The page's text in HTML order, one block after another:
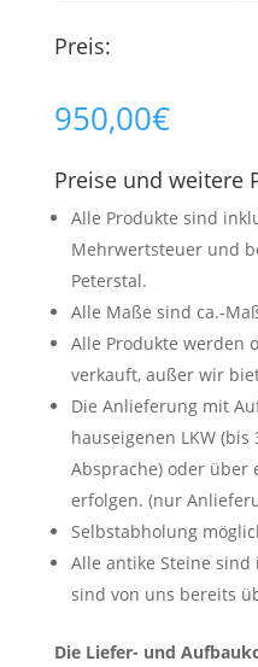
Preis:
950,00€
Preise und weitere
Alle Produkte sind
Mehrwertsteuer und
Peterstal.
Alle Maße sind ca.-
Alle Produkte werden
verkauft, außer wir
Die Anlieferung mit
hauseigenen LKW (bis
Absprache) oder über
erfolgen. (nur
Selbstabholung
Alle antike Steine sind
sind von uns bereits
Die Liefer- und